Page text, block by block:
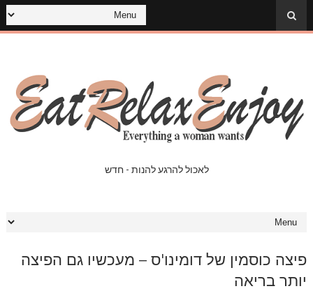
לאכול להרגע להנות - חדש
פיצה כוסמין של דומינו'ס – מעכשיו גם הפיצה
יותר בריאה